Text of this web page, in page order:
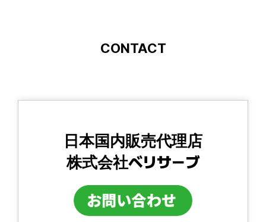
CONTACT
日本国内販売代理店
株式会社ベリサーブ